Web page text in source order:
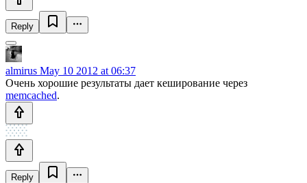
Reply
almirus May 10 2012 at 06:37
Очень хорошие результаты дает кеширование через
memcached.
Reply